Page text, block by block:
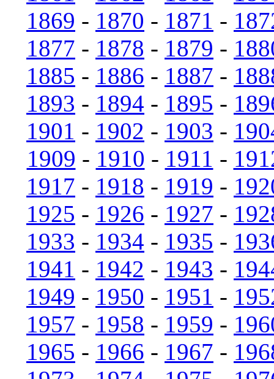
1869 - 1870 - 1871 -
1877 - 1878 - 1879 -
1885 - 1886 - 1887 -
1893 - 1894 - 1895 -
1901 - 1902 - 1903 -
1909 - 1910 - 1911 -
1917 - 1918 - 1919 -
1925 - 1926 - 1927 -
1933 - 1934 - 1935 -
1941 - 1942 - 1943 -
1949 - 1950 - 1951 -
1957 - 1958 - 1959 -
1965 - 1966 - 1967 -